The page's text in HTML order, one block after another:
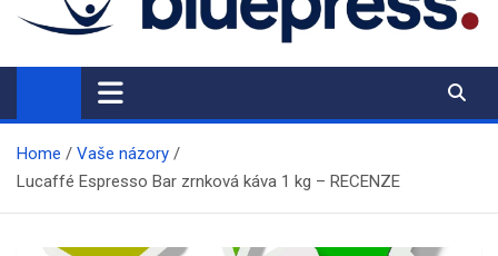
BluePress.cz
Seriózní průvodce moderním životem
Home
Vaše názory
Lucaffé Espresso Bar zrnková káva 1 kg – RECENZE